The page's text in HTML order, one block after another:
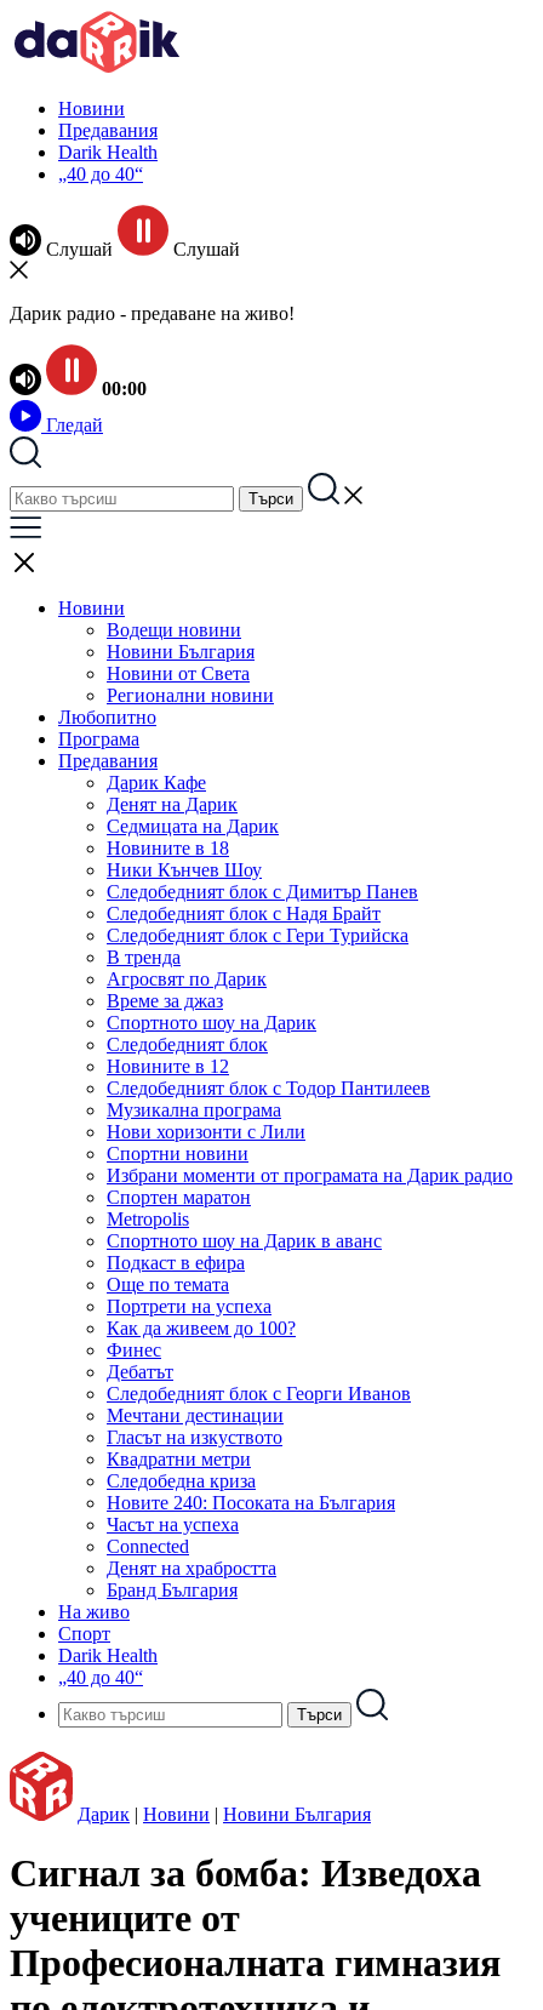
Новини
Предавания
Darik Health
„40 до 40“
Слушай Слушай
Дарик радио - предаване на живо!
00:00
Гледай
Новини
Водещи новини
Новини България
Новини от Света
Регионални новини
Любопитно
Програма
Предавания
Дарик Кафе
Денят на Дарик
Седмицата на Дарик
Новините в 18
Ники Кънчев Шоу
Следобедният блок с Димитър Панев
Следобедният блок с Надя Брайт
Следобедният блок с Гери Турийска
В тренда
Агросвят по Дарик
Време за джаз
Спортното шоу на Дарик
Следобедният блок
Новините в 12
Следобедният блок с Тодор Пантилеев
Музикална програма
Нови хоризонти с Лили
Спортни новини
Избрани моменти от програмата на Дарик радио
Спортен маратон
Metropolis
Спортното шоу на Дарик в аванс
Подкаст в ефира
Още по темата
Портрети на успеха
Как да живеем до 100?
Финес
Дебатът
Следобедният блок с Георги Иванов
Мечтани дестинации
Гласът на изкуството
Квадратни метри
Следобедна криза
Новите 240: Посоката на България
Часът на успеха
Connected
Денят на храбростта
Бранд България
На живо
Спорт
Darik Health
„40 до 40“
Дарик | Новини | Новини България
Сигнал за бомба: Изведоха
учениците от
Професионалната гимназия